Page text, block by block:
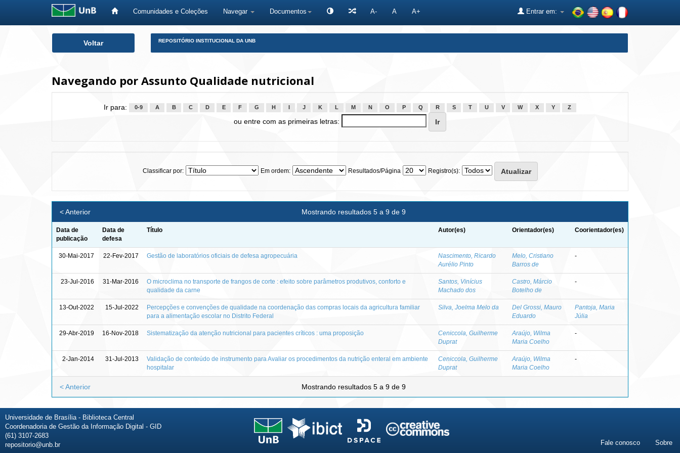
Comunidades e Coleções Navegar Documentos A- A A+ Entrar em:
Voltar REPOSITÓRIO INSTITUCIONAL DA UNB
Navegando por Assunto Qualidade nutricional
Ir para: 0-9 A B C D E F G H J K L M N O P Q R S T U V W X Y Z
ou entre com as primeiras letras:
Classificar por: Em ordem: Resultados/Página Registro(s):
Mostrando resultados 5 a 9 de 9
< Anterior
Data de
publicação
Data de
defesa
Título Autor(es) Orientador(es) Coorientador(es)
30-Mai-2017 22-Fev-2017 Gestão de laboratórios oficiais de defesa agropecuária
Nascimento, Ricardo
Aurélio Pinto
Melo, Cristiano
Barros de
-
23-Jul-2016 31-Mar-2016
O microclima no transporte de frangos de corte : efeito sobre parâmetros produtivos, conforto e
qualidade da carne
Santos, Vinícius
Machado dos
Castro, Márcio
Botelho de
-
13-Out-2022 15-Jul-2022
Percepções e convenções de qualidade na coordenação das compras locais da agricultura familiar
para a alimentação escolar no Distrito Federal
Silva, Joelma Melo da
Del Grossi, Mauro
Eduardo
Pantoja, Maria
Júlia
29-Abr-2019 16-Nov-2018 Sistematização da atenção nutricional para pacientes críticos : uma proposição
Ceniccola, Guilherme
Duprat
Araújo, Wilma
Maria Coelho
-
2-Jan-2014 31-Jul-2013
Validação de conteúdo de instrumento para Avaliar os procedimentos da nutrição enteral em ambiente
hospitalar
Ceniccola, Guilherme
Duprat
Araújo, Wilma
Maria Coelho
-
Mostrando resultados 5 a 9 de 9
< Anterior
Universidade de Brasília - Biblioteca Central
Coordenadoria de Gestão da Informação Digital - GID
(61) 3107-2683
repositorio@unb.br
Fale conosco Sobre